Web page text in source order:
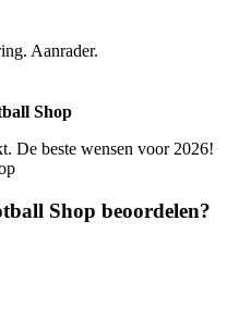
Aanrader.
Shop
De beste wensen voor 2026!
Shop beoordelen?